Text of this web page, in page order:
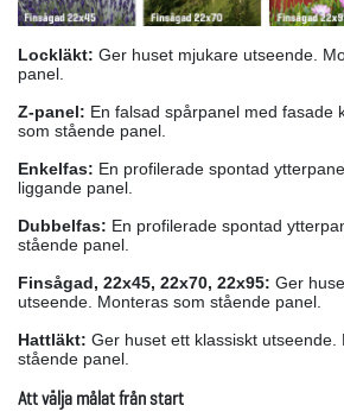
Lockläkt: Ger huset mjukare utseende.
panel.
Z-panel: En falsad spårpanel med fasade
som stående panel.
Enkelfas: En profilerade spontad
liggande panel.
Dubbelfas: En profilerade spontad
stående panel.
Finsågad, 22x45, 22x70, 22x95: Ger
utseende. Monteras som stående panel.
Hattläkt: Ger huset ett klassiskt utseende.
stående panel.
Att välja målat från start